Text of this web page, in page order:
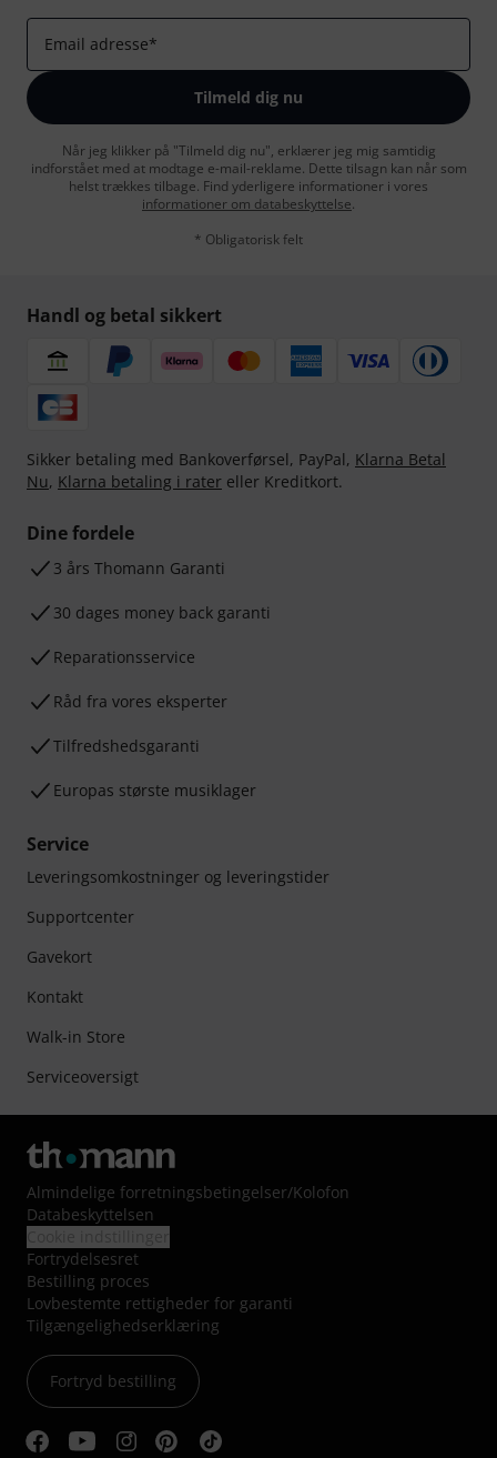
Email adresse*
Tilmeld dig nu
Når jeg klikker på "Tilmeld dig nu", erklærer jeg mig samtidig
indforstået med at modtage e-mail-reklame. Dette tilsagn kan når som
helst trækkes tilbage. Find yderligere informationer i vores
informationer om databeskyttelse.
* Obligatorisk felt
Handl og betal sikkert
Sikker betaling med Bankoverførsel, PayPal, Klarna Betal
Nu, Klarna betaling i rater eller Kreditkort.
Dine fordele
3 års Thomann Garanti
30 dages money back garanti
Reparationsservice
Råd fra vores eksperter
Tilfredshedsgaranti
Europas største musiklager
Service
Leveringsomkostninger og leveringstider
Supportcenter
Gavekort
Kontakt
Walk-in Store
Serviceoversigt
Almindelige forretningsbetingelser/Kolofon
Databeskyttelsen
Fortrydelsesret
Bestilling proces
Lovbestemte rettigheder for garanti
Tilgængelighedserklæring
Fortryd bestilling